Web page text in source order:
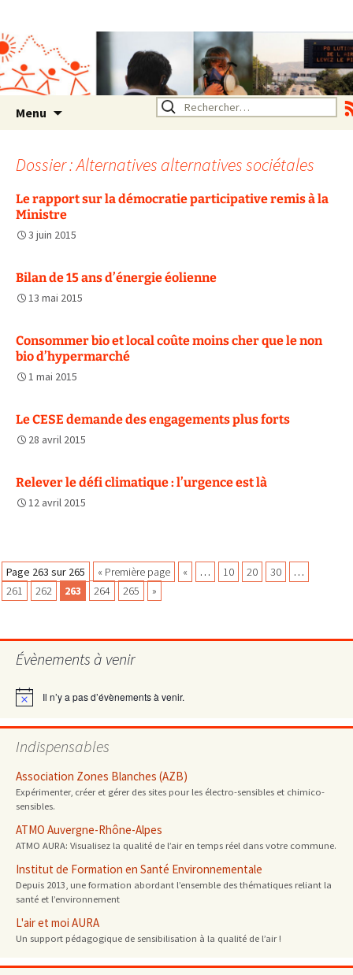
Rhône Alpes
Un environnement sain pour
la santé de tous
Menu Rechercher :
Dossier : Alternatives alternatives sociétales
Le rapport sur la démocratie participative remis à la
Ministre
3 juin 2015
Bilan de 15 ans d’énergie éolienne
13 mai 2015
Consommer bio et local coûte moins cher que le non
bio d’hypermarché
1 mai 2015
Le CESE demande des engagements plus forts
28 avril 2015
Relever le défi climatique : l’urgence est là
12 avril 2015
Navigation
des
articles
Page 263 sur 265 « Première page « … 10 20 30
…
261
262 263 264 265 »
Évènements à venir
Notice Il n’y a pas d’évènements à venir.
Indispensables
Association Zones Blanches (AZB)
Expérimenter, créer et gérer des sites pour les électro-sensibles et chimico-
sensibles.
ATMO Auvergne-Rhône-Alpes
ATMO AURA: Visualisez la qualité de l’air en temps réel dans votre commune.
Institut de Formation en Santé Environnementale
Depuis 2013, une formation abordant l’ensemble des thématiques reliant la
santé et l’environnement
L'air et moi AURA
Un support pédagogique de sensibilisation à la qualité de l’air !